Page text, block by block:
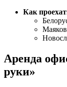
Как
Аренда
руки»